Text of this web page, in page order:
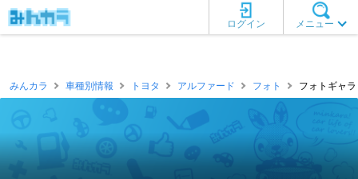
メニュー
ログイン
みんカラ 車種別情報 トヨタ アルファード フォト フォトギャ